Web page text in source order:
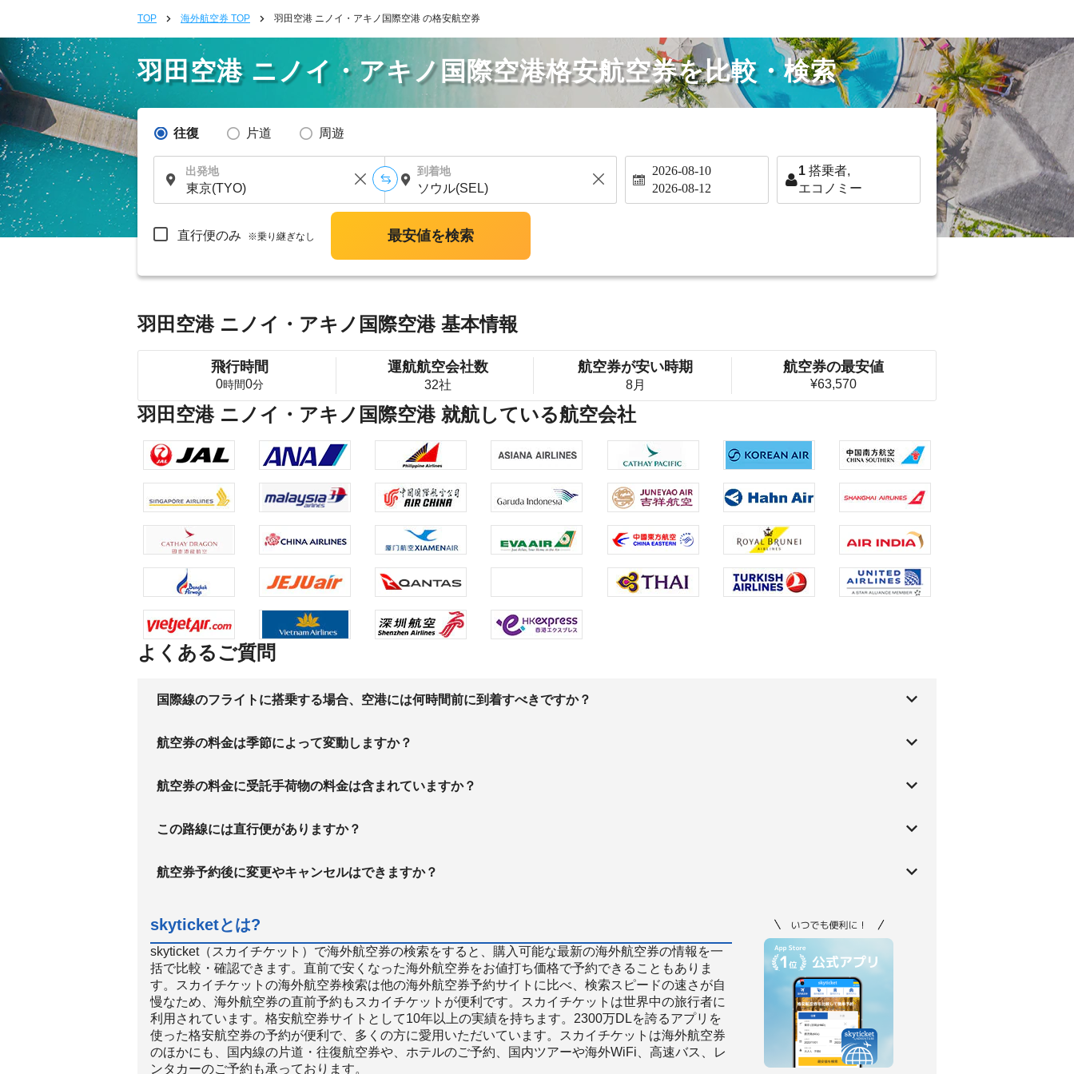
TOP 海外航空券 TOP 羽田空港 ニノイ・アキノ国際空港 の格安航空券
羽田空港 ニノイ・アキノ国際空港格安航空券を比較・検索
往復 片道 周遊
出発地 到着地 2026-08-10
2026-08-12
1 搭乗者,
エコノミー
直行便のみ ※乗り継ぎなし 最安値を検索
羽田空港 ニノイ・アキノ国際空港 基本情報
飛行時間
0時間0分
運航航空会社数
32社
航空券が安い時期
8月
航空券の最安値
¥63,570
羽田空港 ニノイ・アキノ国際空港 就航している航空会社
よくあるご質問
国際線のフライトに搭乗する場合、空港には何時間前に到着すべきですか？
航空券の料金は季節によって変動しますか？
航空券の料金に受託手荷物の料金は含まれていますか？
この路線には直行便がありますか？
航空券予約後に変更やキャンセルはできますか？
skyticketとは?
skyticket（スカイチケット）で海外航空券の検索をすると、購入可能な最新の海外航空券の情報を一
括で比較・確認できます。直前で安くなった海外航空券をお値打ち価格で予約できることもありま
す。スカイチケットの海外航空券検索は他の海外航空券予約サイトに比べ、検索スピードの速さが自
慢なため、海外航空券の直前予約もスカイチケットが便利です。スカイチケットは世界中の旅行者に
利用されています。格安航空券サイトとして10年以上の実績を持ちます。2300万DLを誇るアプリを
使った格安航空券の予約が便利で、多くの方に愛用いただいています。スカイチケットは海外航空券
のほかにも、国内線の片道・往復航空券や、ホテルのご予約、国内ツアーや海外WiFi、高速バス、レ
ンタカーのご予約も承っております。